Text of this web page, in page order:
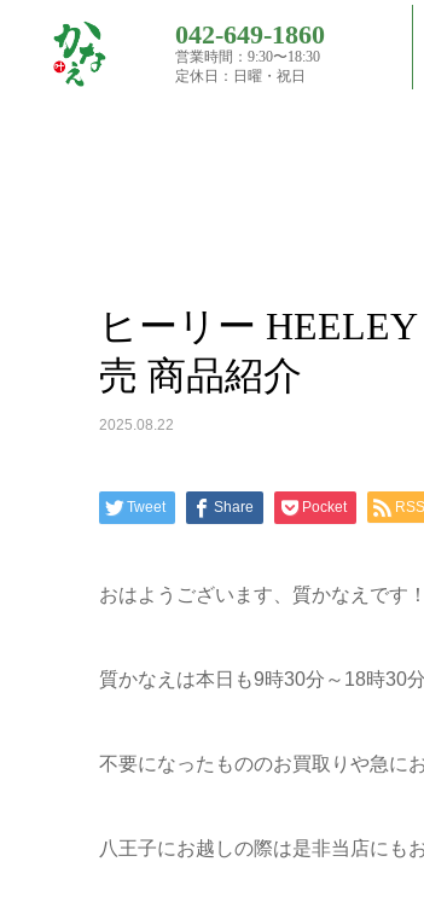
042-649-1860
営業時間：9:30〜18:30
定休日：日曜・祝日
Top
ヒーリー
売 商品紹介
2025.08.22
Tweet Share Pocket RSS
おはようございます、質かなえです！
質かなえは本日も9時30分～18時30
不要になったもののお買取りや急に
八王子にお越しの際は是非当店にも